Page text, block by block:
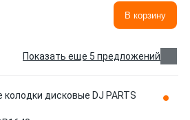
В корзину
Показать еще 5 предложений
дисковые DJ PARTS